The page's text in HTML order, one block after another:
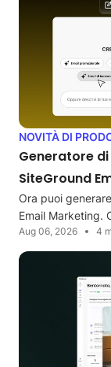
NOVITÀ DI
Generatore
SiteGround
Ora puoi
Email Marketing.
Aug 06, 2026 4